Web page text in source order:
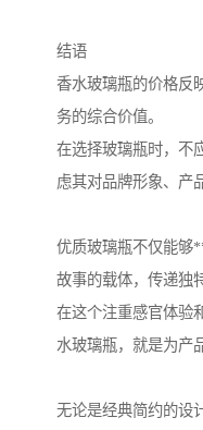
结语
香水玻璃瓶的价格反
务的综合价值。
在选择玻璃瓶时，不
虑其对品牌形象、产
优质玻璃瓶不仅能够
故事的载体，传递独
在这个注重感官体验
水玻璃瓶，就是为产
无论是经典简约的设